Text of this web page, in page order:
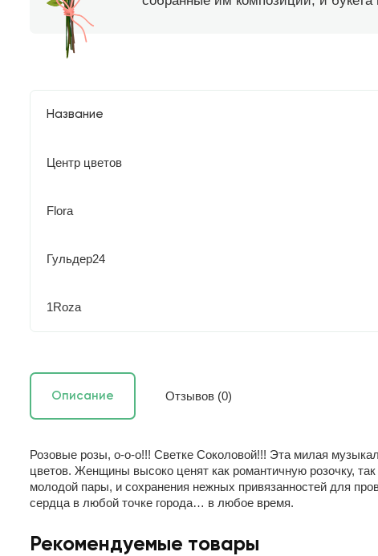
Название
Центр цветов
Flora
Гульдер24
1Roza
Описание Отзывов (0)
Розовые розы, о-о-о!!! Светке Соколовой!!! Эта милая
цветов. Женщины высоко ценят как романтичную розочку,
молодой пары, и сохранения нежных привязанностей для
сердца в любой точке города… в любое время.
Рекомендуемые товары